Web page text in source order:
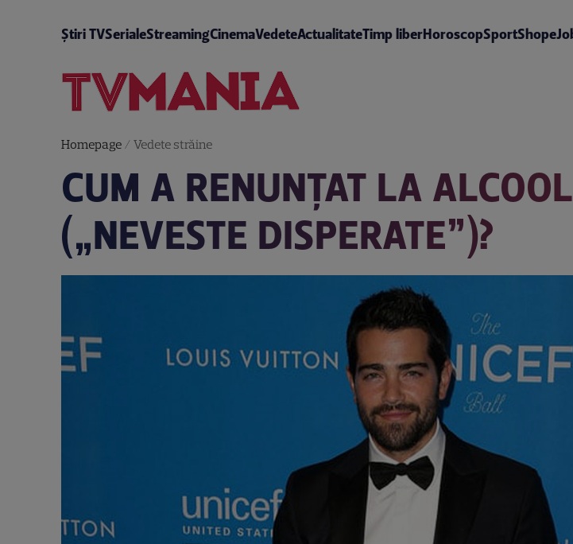
Știri TVSerialeStreamingCinemaVedeteActualitateTimp liberHoroscopSportShop
Homepage/ Vedete străine
CUM A RENUNŢAT LA
(„NEVESTE DISPERATE”)?